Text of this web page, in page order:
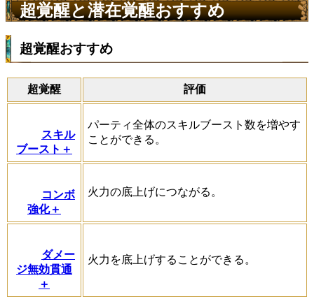
超覚醒と潜在覚醒おすすめ
超覚醒おすすめ
超覚醒 評価
スキル
ブースト＋
パーティ全体のスキルブースト数を増やす
ことができる。
コンボ
強化＋
火力の底上げにつながる。
ダメー
ジ無効貫通
＋
火力を底上げすることができる。